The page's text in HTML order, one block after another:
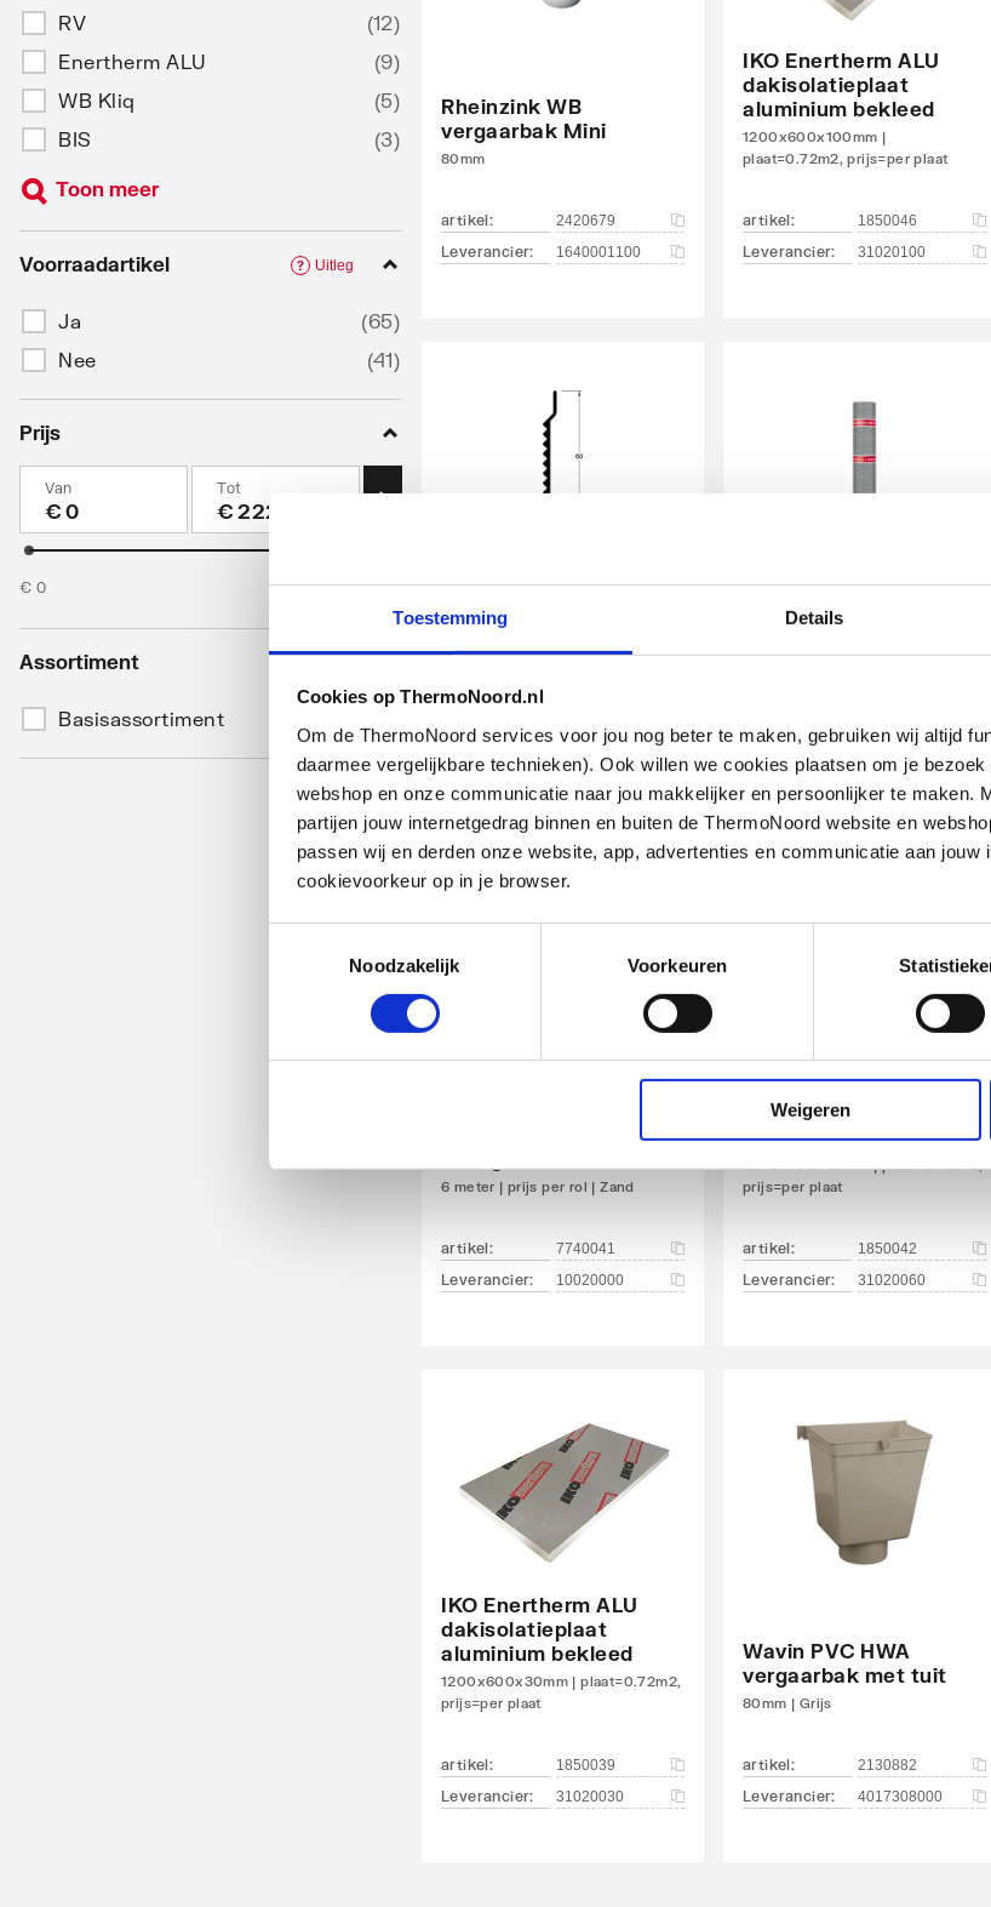
Toestemming Details
Cookies op ThermoNoord.nl
Om de ThermoNoord services voor jou nog beter te maken, gebruiken wij altijd
daarmee vergelijkbare technieken). Ook willen we cookies plaatsen om je
webshop en onze communicatie naar jou makkelijker en persoonlijker te maken.
partijen jouw internetgedrag binnen en buiten de ThermoNoord website en
passen wij en derden onze website, app, advertenties en communicatie aan jouw
cookievoorkeur op in je browser.
Noodzakelijk
Voorkeuren
Weigeren
RV
(12)
Enertherm ALU
(9)
WB Kliq
(5)
BIS
(3)
Toon meer
Voorraadartikel
Ja (65)
Nee
(41)
? Uitleg
Prijs
Van
€
Tot
€
€ 0 €2229
Assortiment
Basisassortiment
Rheinzink WB
vergaarbak Mini
80mm
artikel: 2420679
Leverancier: 1640001100
IKO Enertherm ALU
dakisolatieplaat
aluminium bekleed
1200x600x100mm |
plaat=0.72m2, prijs=per plaat
artikel: 1850046
Leverancier: 31020100
Daktrim aluminium
50mm | lengte=2.5m, prijs=per
artikel: 1851115
Leverancier: 05493081
eshabase P EW 460 f
artikel: 7740040
Leverancier: 10021002
6 meter | prijs per rol | Zand
artikel: 7740041
Leverancier: 10020000
IKO Enertherm ALU
dakisolatieplaat
aluminium bekleed
prijs=per plaat
artikel: 1850042
Leverancier: 31020060
IKO Enertherm ALU
dakisolatieplaat
aluminium bekleed
1200x600x30mm | plaat=0.72m2,
prijs=per plaat
artikel: 1850039
Leverancier: 31020030
Wavin PVC HWA
vergaarbak met tuit
80mm | Grijs
artikel: 2130882
Leverancier: 4017308000